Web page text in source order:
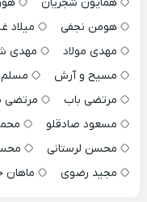
هومن نجفی
میلاد
مهدی مولاد
مهدی
مسیح و آرش
مسلم
مرتضی باب
مرتضی
مسعود صادقلو
محسن لرستانی
مجید رضوی
ماهان